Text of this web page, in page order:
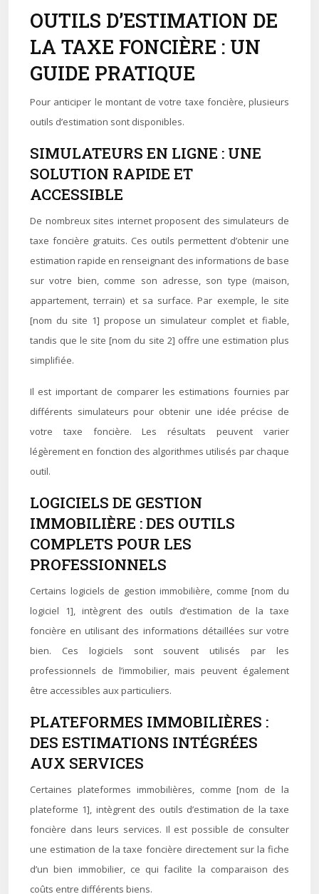
OUTILS D’ESTIMATION DE
LA TAXE FONCIÈRE : UN
GUIDE PRATIQUE
Pour anticiper le montant de votre taxe foncière, plusieurs
outils d’estimation sont disponibles.
SIMULATEURS EN LIGNE : UNE
SOLUTION RAPIDE ET
ACCESSIBLE
De nombreux sites internet proposent des simulateurs de
taxe foncière gratuits. Ces outils permettent d’obtenir une
estimation rapide en renseignant des informations de base
sur votre bien, comme son adresse, son type (maison,
appartement, terrain) et sa surface. Par exemple, le site
[nom du site 1] propose un simulateur complet et fiable,
tandis que le site [nom du site 2] offre une estimation plus
simplifiée.
Il est important de comparer les estimations fournies par
différents simulateurs pour obtenir une idée précise de
votre taxe foncière. Les résultats peuvent varier
légèrement en fonction des algorithmes utilisés par chaque
outil.
LOGICIELS DE GESTION
IMMOBILIÈRE : DES OUTILS
COMPLETS POUR LES
PROFESSIONNELS
Certains logiciels de gestion immobilière, comme [nom du
logiciel 1], intègrent des outils d’estimation de la taxe
foncière en utilisant des informations détaillées sur votre
bien. Ces logiciels sont souvent utilisés par les
professionnels de l’immobilier, mais peuvent également
être accessibles aux particuliers.
PLATEFORMES IMMOBILIÈRES :
DES ESTIMATIONS INTÉGRÉES
AUX SERVICES
Certaines plateformes immobilières, comme [nom de la
plateforme 1], intègrent des outils d’estimation de la taxe
foncière dans leurs services. Il est possible de consulter
une estimation de la taxe foncière directement sur la fiche
d’un bien immobilier, ce qui facilite la comparaison des
coûts entre différents biens.